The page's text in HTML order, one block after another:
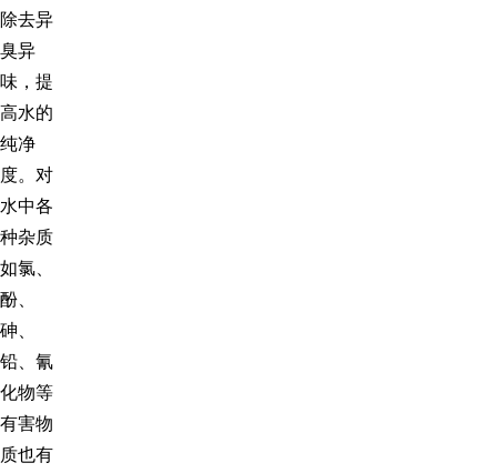
除去异
臭异
味，提
高水的
纯净
度。对
水中各
种杂质
如氯、
酚、
砷、
铅、氰
化物等
有害物
质也有